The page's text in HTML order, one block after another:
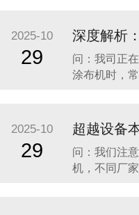
方式的选择
和上限，是
功倍；选错
上。目前市面
2025-10
29
问：我司正
涂布机时，
答： 这是一
式的选择直
上限，是生
细解析
2025-10
29
问：我们注
机，不同厂